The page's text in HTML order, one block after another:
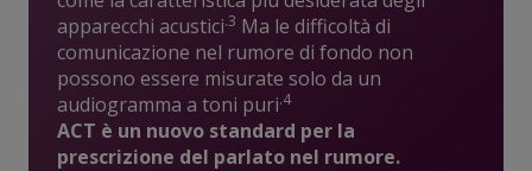
apparecchi acustici.3 Ma le difficoltà di
comunicazione nel rumore di fondo non
possono essere misurate solo da un
audiogramma a toni puri.4
ACT è un nuovo standard per la
prescrizione del parlato nel rumore.